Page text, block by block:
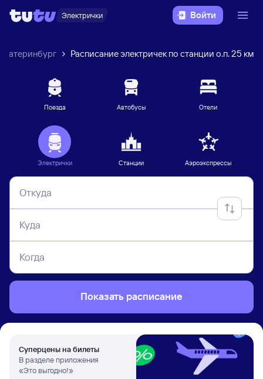
Электрички Войти
Екатеринбург Расписание электричек по станции о.п. 25 км
Поезда Автобусы Отели
Электрички Станции Аэроэкспрессы
Откуда
Куда
Когда
Показать расписание
Суперцены на билеты
В разделе приложения
«Это выгодно!»